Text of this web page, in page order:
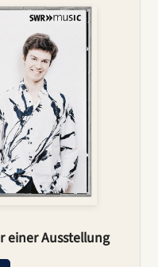
einer Ausstellung